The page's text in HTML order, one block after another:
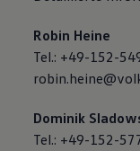
Robin Heine
Tel.: +49-152-
Dominik
Tel.: +49-152-